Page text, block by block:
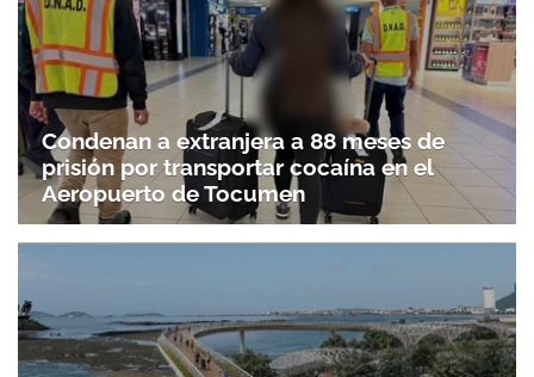
Condenan a extranjera a 88 meses de
prisión por transportar cocaína en el
Aeropuerto de Tocumen